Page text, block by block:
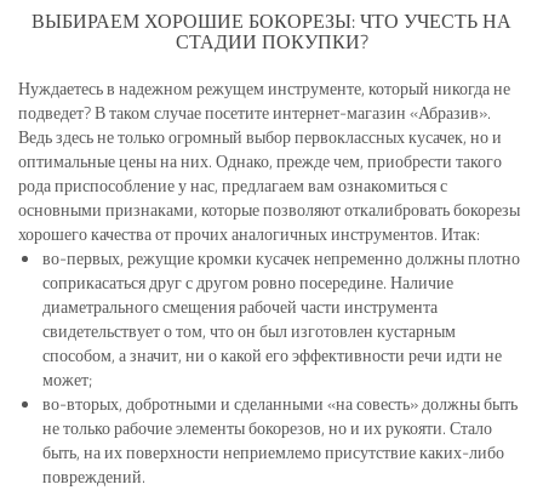
ВЫБИРАЕМ ХОРОШИЕ БОКОРЕЗЫ: ЧТО УЧЕСТЬ НА
СТАДИИ ПОКУПКИ?
Нуждаетесь в надежном режущем инструменте, который никогда не
подведет? В таком случае посетите интернет-магазин «Абразив».
Ведь здесь не только огромный выбор первоклассных кусачек, но и
оптимальные цены на них. Однако, прежде чем, приобрести такого
рода приспособление у нас, предлагаем вам ознакомиться с
основными признаками, которые позволяют откалибровать бокорезы
хорошего качества от прочих аналогичных инструментов. Итак:
во-первых, режущие кромки кусачек непременно должны плотно
соприкасаться друг с другом ровно посередине. Наличие
диаметрального смещения рабочей части инструмента
свидетельствует о том, что он был изготовлен кустарным
способом, а значит, ни о какой его эффективности речи идти не
может;
во-вторых, добротными и сделанными «на совесть» должны быть
не только рабочие элементы бокорезов, но и их рукояти. Стало
быть, на их поверхности неприемлемо присутствие каких-либо
повреждений.